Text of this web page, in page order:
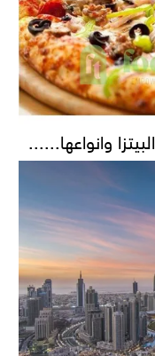
وانواعها......